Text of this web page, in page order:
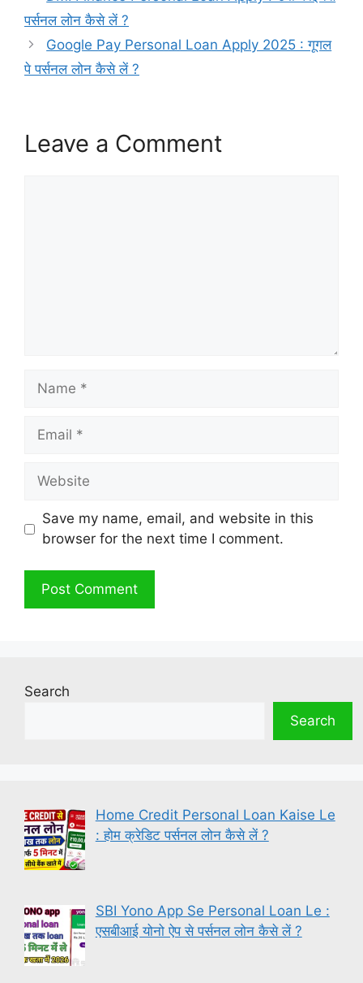
पर्सनल लोन कैसे लें ?
Google Pay Personal Loan Apply 2025 : गूगल
पे पर्सनल लोन कैसे लें ?
Leave a Comment
Name
Email
Website
Save my name, email, and website in this
browser for the next time I comment.
Search
Search
Home Credit Personal Loan Kaise Le
: होम क्रेडिट पर्सनल लोन कैसे लें ?
SBI Yono App Se Personal Loan Le :
एसबीआई योनो ऐप से पर्सनल लोन कैसे लें ?